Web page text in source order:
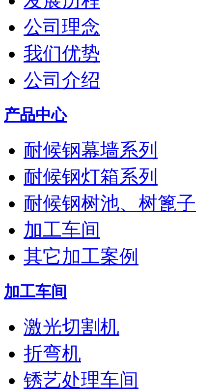
公司理念
我们优势
公司介绍
产品中心
耐候钢幕墙系列
耐候钢灯箱系列
耐候钢树池、树篦子
加工车间
其它加工案例
加工车间
激光切割机
折弯机
锈艺处理车间